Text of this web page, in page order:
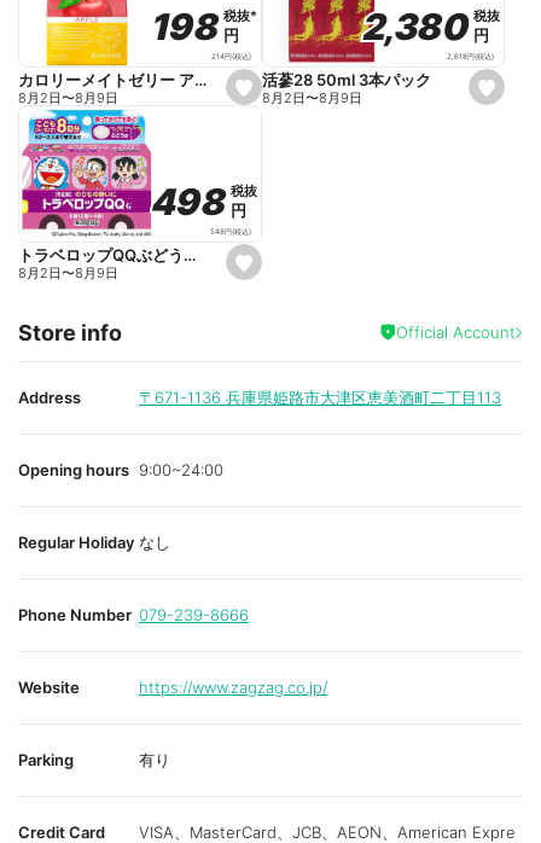
o
r
t
e
o
r
i
t
e
s
e
o
r
i
t
e
198
198税抜*
税抜*
円
円
214円(税込)
カロリーメイトゼリー アップル味 215g
8月2日〜8月9日
s
e
2,380
2,380 税抜
税抜
円
円
2,618円(税込)
活蔘28 50ml 3本パック
8月2日〜8月9日
s
e
i
t
498
498税抜
税抜
円
円
548円(税込)
トラベロップQQぶどう味 8錠
8月2日〜8月9日
Store info Official Account
Address 〒671-1136 兵庫県姫路市大津区恵美酒町二丁目113
Opening hours 9:00~24:00
Regular Holiday なし
Phone Number 079-239-8666
Website https://www.zagzag.co.jp/
Parking 有り
Credit Card
VISA、MasterCard、JCB、AEON、American Expre